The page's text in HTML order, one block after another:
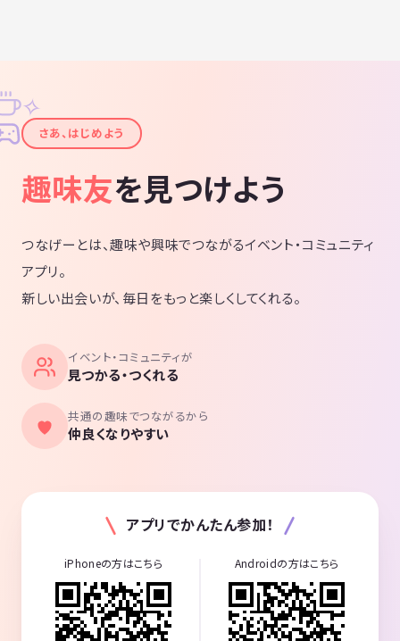
✦
✧
さあ、はじめよう
趣味友を見つけよう
つなげーとは、趣味や興味でつながるイベント・コミュニティ
アプリ。
新しい出会いが、毎日をもっと楽しくしてくれる。
イベント・コミュニティが
見つかる・つくれる
共通の趣味でつながるから
仲良くなりやすい
アプリでかんたん参加！
iPhoneの方はこちら Androidの方はこちら